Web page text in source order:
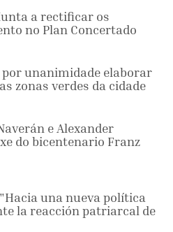
a rectificar os
no Plan Concertado
unanimidade elaborar
zonas verdes da cidade
e Alexander
do bicentenario Franz
una nueva política
la reacción patriarcal de